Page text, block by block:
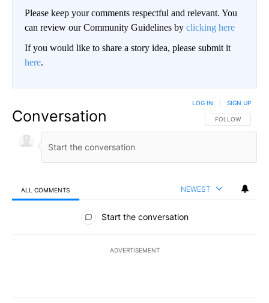
Please keep your comments respectful and relevant. You
can review our Community Guidelines by clicking here
If you would like to share a story idea, please submit it
here.
Conversation FOLLOW THIS
FOLLOW
LOG IN SIGN UP
ALL COMMENTS NEWEST
All Comments
Start the conversation
ADVERTISEMENT